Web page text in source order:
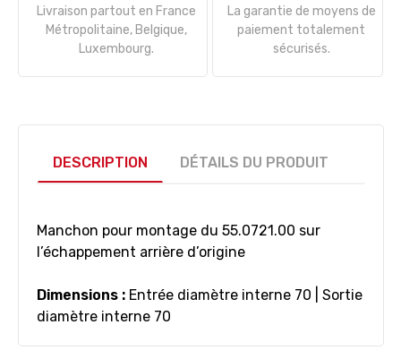
Livraison partout en France
Métropolitaine, Belgique,
Luxembourg.
La garantie de moyens de
paiement totalement
sécurisés.
DESCRIPTION DÉTAILS DU PRODUIT
Manchon pour montage du 55.0721.00 sur
l’échappement arrière d’origine
Dimensions : Entrée diamètre interne 70 | Sortie
diamètre interne 70